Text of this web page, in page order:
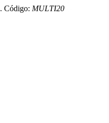
Código: MULTI20